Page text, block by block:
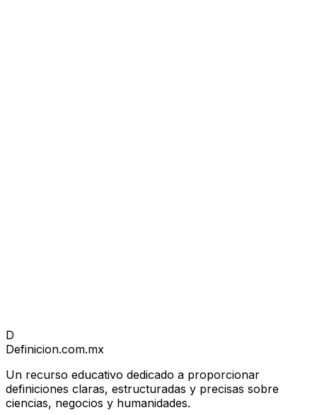
D
Definicion.com.mx
Un recurso educativo dedicado a proporcionar
definiciones claras, estructuradas y precisas sobre
ciencias, negocios y humanidades.